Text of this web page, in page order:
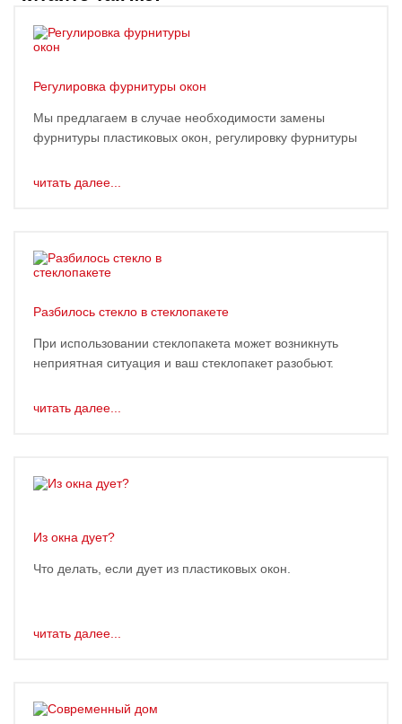
Регулировка фурнитуры окон
Мы предлагаем в случае необходимости замены
фурнитуры пластиковых окон, регулировку фурнитуры
читать далее...
Разбилось стекло в стеклопакете
При использовании стеклопакета может возникнуть
неприятная ситуация и ваш стеклопакет разобьют.
читать далее...
Из окна дует?
Что делать, если дует из пластиковых окон.
читать далее...